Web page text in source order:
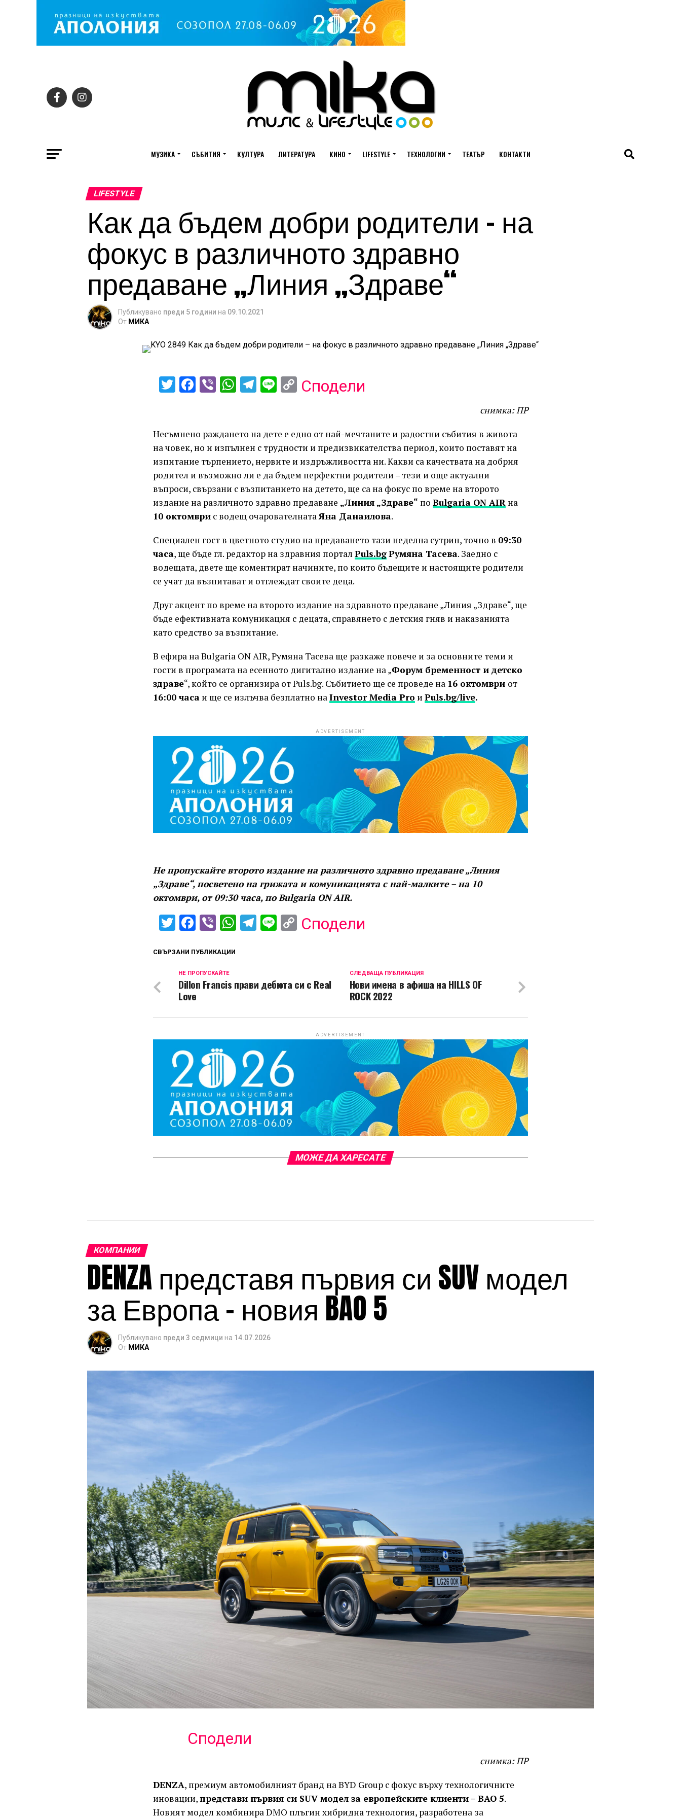
МУЗИКА СЪБИТИЯ КУЛТУРА ЛИТЕРАТУРА КИНО LIFESTYLE ТЕХНОЛОГИИ ТЕАТЪР КОНТАКТИ
LIFESTYLE
Как да бъдем добри родители – на
фокус в различното здравно
предаване „Линия „Здраве“
Публикувано преди 5 години на 09.10.2021
От МИКА
Twitter
Facebook
ViberWhatsApp
Telegram
LineCopy
Сподели
снимка: ПР
Несъмнено раждането на дете е едно от най-мечтаните и радостни събития в живота
на човек, но и изпълнен с трудности и предизвикателства период, които поставят на
изпитание търпението, нервите и издръжливостта ни. Какви са качествата на добрия
родител и възможно ли е да бъдем перфектни родители – тези и още актуални
въпроси, свързани с възпитанието на детето, ще са на фокус по време на второто
издание на различното здравно предаване „Линия „Здраве“ по Bulgaria ON AIR на
10 октомври с водещ очарователнатаЯна Данаилова.
Специален гост в цветното студио на предаването тази неделна сутрин, точно в 09:30
часа, ще бъде гл. редактор на здравния портал Puls.bgРумяна Тасева. Заедно с
водещата, двете ще коментират начините, по които бъдещите и настоящите родители
се учат да възпитават и отглеждат своите деца.
Друг акцент по време на второто издание на здравното предаване „Линия „Здраве“, ще
бъде ефективната комуникация с децата, справянето с детския гняв и наказанията
като средство за възпитание.
В ефира на Bulgaria ON AIR, Румяна Тасева ще разкаже повече и за основните теми и
гости в програмата на есенното дигитално издание на „Форум бременност и детско
здраве“, който се организира от Puls.bg. Събитието ще се проведе на 16 октомври от
16:00 часа и ще се излъчва безплатно наInvestor Media Pro и Puls.bg/live.
ADVERTISEMENT
Не пропускайте второто издание на различното здравно предаване „Линия
„Здраве“, посветено на грижата и комуникацията с най-малките – на 10
октомври, от 09:30 часа, по Bulgaria ON AIR.
Twitter
Facebook
ViberWhatsApp
Telegram
LineCopy
Сподели
СВЪРЗАНИ ПУБЛИКАЦИИ
СЛЕДВАЩА ПУБЛИКАЦИЯ
Нови имена в афиша на HILLS OF
ROCK 2022
НЕ ПРОПУСКАЙТЕ
Dillon Francis прави дебюта си с Real
Love
ADVERTISEMENT
МОЖЕ ДА ХАРЕСАТЕ
КОМПАНИИ
DENZA представя първия си SUV модел
за Европа – новия BAO 5
Публикувано преди 3 седмици на 14.07.2026
От МИКА
Сподели
снимка: ПР
DENZA, премиум автомобилният бранд на BYD Group с фокус върху технологичните
иновации,представи първия си SUV модел за европейските клиенти – BAO 5.
Новият модел комбинира DMO плъгин хибридна технология, разработена за